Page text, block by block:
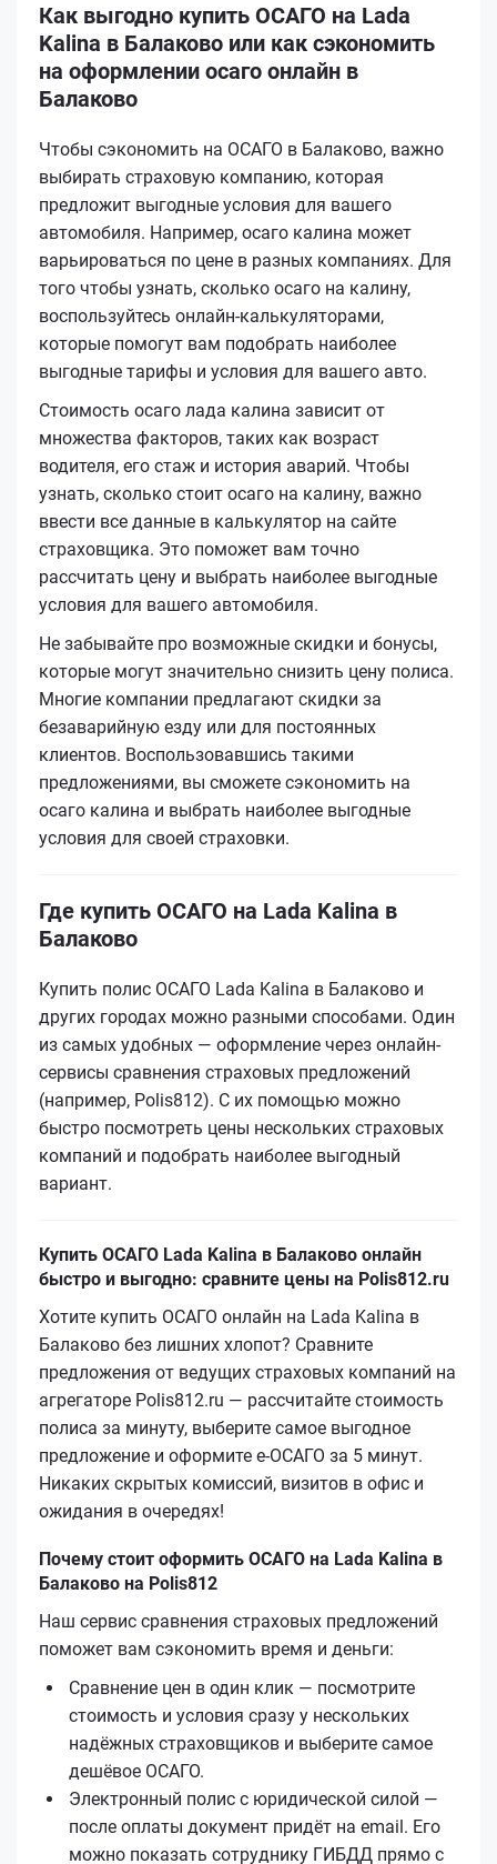
Как выгодно купить ОСАГО на Lada
Kalina в Балаково или как сэкономить
на оформлении осаго онлайн в
Балаково
Чтобы сэкономить на ОСАГО в Балаково, важно
выбирать страховую компанию, которая
предложит выгодные условия для вашего
автомобиля. Например, осаго калина может
варьироваться по цене в разных компаниях. Для
того чтобы узнать, сколько осаго на калину,
воспользуйтесь онлайн-калькуляторами,
которые помогут вам подобрать наиболее
выгодные тарифы и условия для вашего авто.
Стоимость осаго лада калина зависит от
множества факторов, таких как возраст
водителя, его стаж и история аварий. Чтобы
узнать, сколько стоит осаго на калину, важно
ввести все данные в калькулятор на сайте
страховщика. Это поможет вам точно
рассчитать цену и выбрать наиболее выгодные
условия для вашего автомобиля.
Не забывайте про возможные скидки и бонусы,
которые могут значительно снизить цену полиса.
Многие компании предлагают скидки за
безаварийную езду или для постоянных
клиентов. Воспользовавшись такими
предложениями, вы сможете сэкономить на
осаго калина и выбрать наиболее выгодные
условия для своей страховки.
Где купить ОСАГО на Lada Kalina в
Балаково
Купить полис ОСАГО Lada Kalina в Балаково и
других городах можно разными способами. Один
из самых удобных — оформление через онлайн-
сервисы сравнения страховых предложений
(например, Polis812). С их помощью можно
быстро посмотреть цены нескольких страховых
компаний и подобрать наиболее выгодный
вариант.
Купить ОСАГО Lada Kalina в Балаково онлайн
быстро и выгодно: сравните цены на Polis812.ru
Хотите купить ОСАГО онлайн на Lada Kalina в
Балаково без лишних хлопот? Сравните
предложения от ведущих страховых компаний на
агрегаторе Polis812.ru — рассчитайте стоимость
полиса за минуту, выберите самое выгодное
предложение и оформите е‑ОСАГО за 5 минут.
Никаких скрытых комиссий, визитов в офис и
ожидания в очередях!
Почему стоит оформить ОСАГО на Lada Kalina в
Балаково на Polis812
Наш сервис сравнения страховых предложений
поможет вам сэкономить время и деньги:
Сравнение цен в один клик — посмотрите
стоимость и условия сразу у нескольких
надёжных страховщиков и выберите самое
дешёвое ОСАГО.
Электронный полис с юридической силой —
после оплаты документ придёт на email. Его
можно показать сотруднику ГИБДД прямо с